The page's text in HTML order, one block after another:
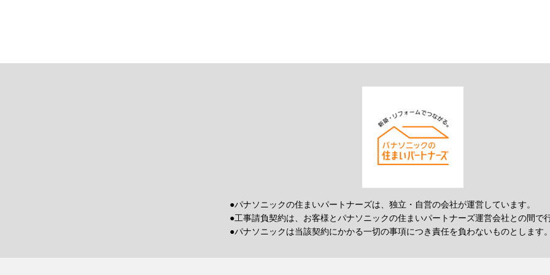
●パナソニックの住まいパートナーズは、独立・自営の会社が運営しています。
●工事請負契約は、お客様とパナソニックの住まいパートナーズ運営会社との間で
●パナソニックは当該契約にかかる一切の事項につき責任を負わないものとします。